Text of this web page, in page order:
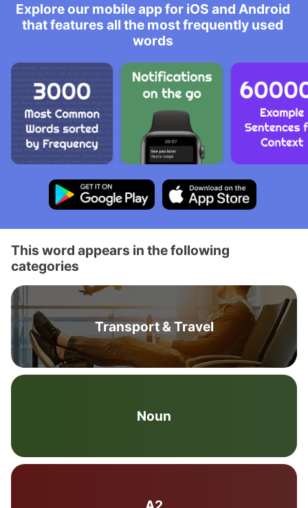
Explore our mobile app for iOS and Android
that features all the most frequently used
words
This word appears in the following
categories
Transport & Travel
Noun